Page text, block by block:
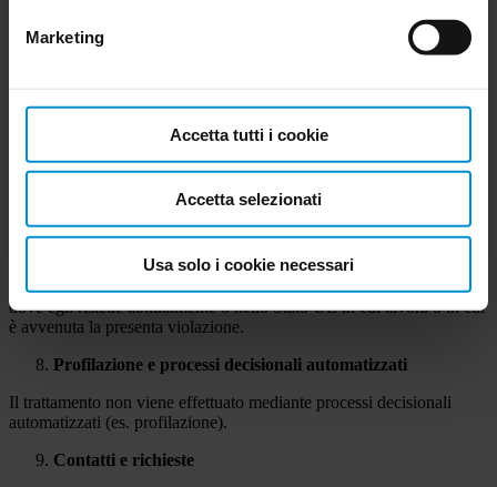
Marketing
Accetta tutti i cookie
Accetta selezionati
Usa solo i cookie necessari
L’interessato, ai sensi degli artt 15-22 del Reg. UE 679/2016 ha il
opporsi al trattamento e di esercitare il diritto alla portabilità dei dati.
consenso eventualmente prestato al trattamento dei dati, senza
pregiudicare la liceità del trattamento basato sul consenso prestato
presupposti, ha inoltre il diritto di proporre reclamo ad una Autorità
di controllo sul trattamento dei dati posta nello stato membro UE
dove egli risiede abitualmente o nello Stato UE in cui lavora o in cui
è avvenuta la presenta violazione.
Profilazione e processi decisionali automatizzati
Il trattamento non viene effettuato mediante processi decisionali
automatizzati (es. profilazione).
Contatti e richieste